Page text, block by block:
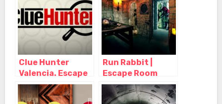
Valencia
Clue Hunter
Valencia. Escape
room, Valencia –
Valencia
Run Rabbit |
Escape Room
Valencia, Valencia
– Valencia